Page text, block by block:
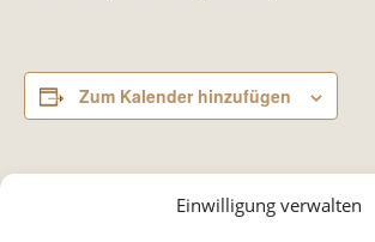
Einwilligung verwalten
Zum Kalender hinzufügen